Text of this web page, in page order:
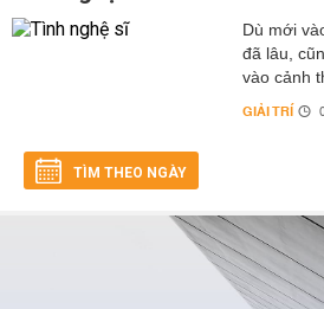
Dù mới
đã lâu,
vào cảnh
GIẢI TRÍ
TÌM THEO NGÀY